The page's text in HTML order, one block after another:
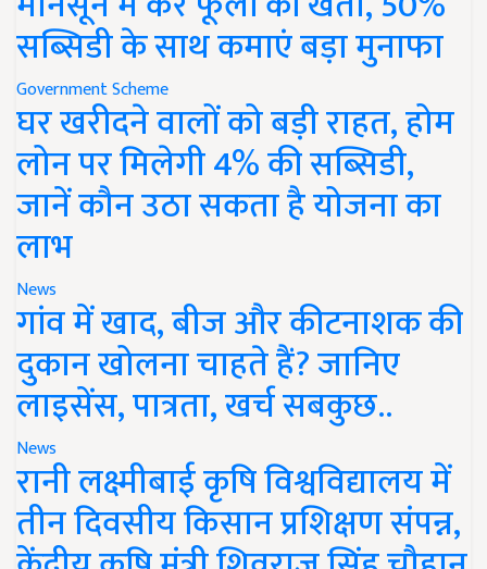
सब्सिडी के साथ कमाएं बड़ा मुनाफा
Government Scheme
घर खरीदने वालों को बड़ी राहत, होम
लोन पर मिलेगी 4% की सब्सिडी,
जानें कौन उठा सकता है योजना का
लाभ
News
गांव में खाद, बीज और कीटनाशक की
दुकान खोलना चाहते हैं? जानिए
लाइसेंस, पात्रता, खर्च सबकुछ..
News
रानी लक्ष्मीबाई कृषि विश्वविद्यालय में
तीन दिवसीय किसान प्रशिक्षण संपन्न,